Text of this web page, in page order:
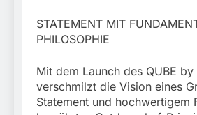
STATEMENT MIT
PHILOSOPHIE
Mit dem Launch des QUBE
verschmilzt die Vision eines
Statement und hochwertigem